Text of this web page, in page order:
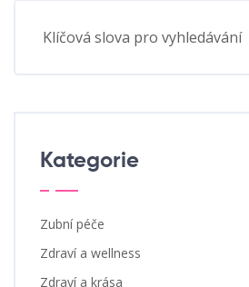
Kategorie
Zubní péče
Zdraví a wellness
Zdraví a krása